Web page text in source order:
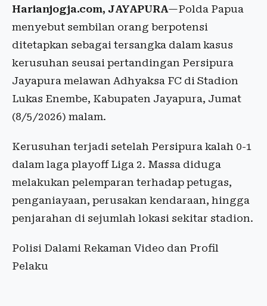
Harianjogja.com, JAYAPURA—Polda Papua
menyebut sembilan orang berpotensi
ditetapkan sebagai tersangka dalam kasus
kerusuhan seusai pertandingan Persipura
Jayapura melawan Adhyaksa FC di Stadion
Lukas Enembe, Kabupaten Jayapura, Jumat
(8/5/2026) malam.
Kerusuhan terjadi setelah Persipura kalah 0-1
dalam laga playoff Liga 2. Massa diduga
melakukan pelemparan terhadap petugas,
penganiayaan, perusakan kendaraan, hingga
penjarahan di sejumlah lokasi sekitar stadion.
Polisi Dalami Rekaman Video dan Profil
Pelaku